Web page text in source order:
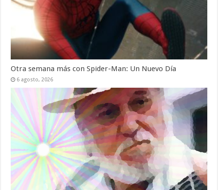
Otra semana más con Spider-Man: Un Nuevo Día
6 agosto, 2026